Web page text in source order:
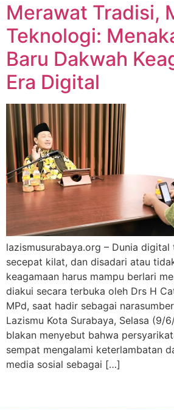
Merawat Tradisi,
Teknologi:
Baru Dakwah
Era Digital
lazismusurabaya.org – Dunia digital
secepat kilat, dan disadari atau
keagamaan harus mampu berlari
diakui secara terbuka oleh Drs H
MPd, saat hadir sebagai
Lazismu Kota Surabaya, Selasa (9/
blakan menyebut bahwa
sempat mengalami keterlambatan
media sosial sebagai […]